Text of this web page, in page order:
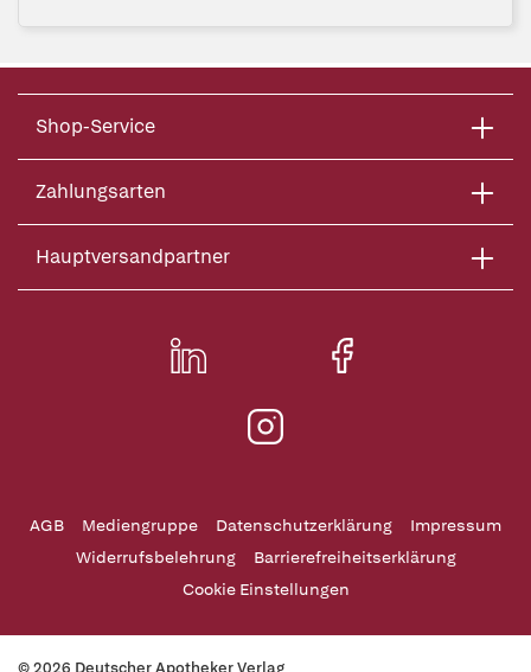
Shop-Service
Zahlungsarten
Hauptversandpartner
AGB Mediengruppe Datenschutzerklärung
Impressum
Widerrufsbelehrung
Barrierefreiheitserklärung
Cookie Einstellungen
© 2026 Deutscher Apotheker Verlag